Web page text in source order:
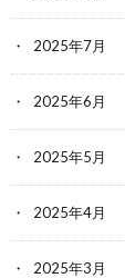
2025年7月
2025年6月
2025年5月
2025年4月
2025年3月